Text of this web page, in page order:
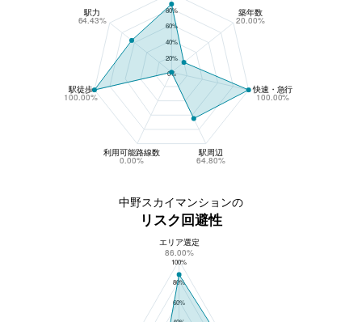
80%
60%
40%
20%
0%
駅力
64.43%
駅徒歩
100.00%
利用可能路線数
0.00%
駅周辺
64.80%
快速・急行
100.00%
築年数
20.00%
中野スカイマンションの
リスク回避性
中野スカイマンションのリスク回避性
100%
80%
60%
エリア選定
86.00%